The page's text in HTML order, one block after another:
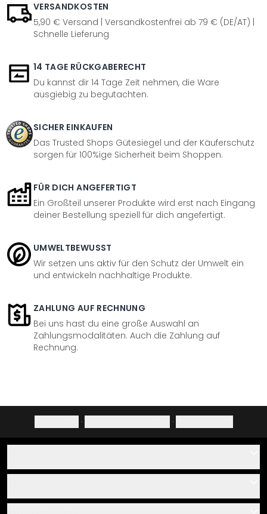
VERSANDKOSTEN
5,90 € Versand | Versandkostenfrei ab 79 € (DE/AT) |
Schnelle Lieferung
14 TAGE RÜCKGABERECHT
Du kannst dir 14 Tage Zeit nehmen, die Ware
ausgiebig zu begutachten.
SICHER EINKAUFEN
Das Trusted Shops Gütesiegel und der Käuferschutz
sorgen für 100%ige Sicherheit beim Shoppen.
FÜR DICH ANGEFERTIGT
Ein Großteil unserer Produkte wird erst nach Eingang
deiner Bestellung speziell für dich angefertigt.
UMWELTBEWUSST
Wir setzen uns aktiv für den Schutz der Umwelt ein
und entwickeln nachhaltige Produkte.
ZAHLUNG AUF RECHNUNG
Bei uns hast du eine große Auswahl an
Zahlungsmodalitäten. Auch die Zahlung auf
Rechnung.
· ·
Über uns